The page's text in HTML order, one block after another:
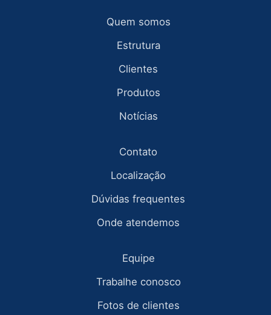
Quem somos
Estrutura
Clientes
Produtos
Notícias
Contato
Localização
Dúvidas frequentes
Onde atendemos
Equipe
Trabalhe conosco
Fotos de clientes